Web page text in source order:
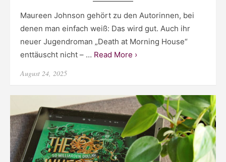
Maureen Johnson gehört zu den Autorinnen, bei
denen man einfach weiß: Das wird gut. Auch ihr
neuer Jugendroman „Death at Morning House“
enttäuscht nicht – … Read More ›
Posted
August 24, 2025